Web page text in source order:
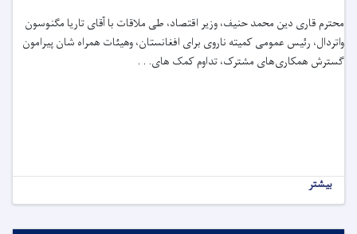
محترم قاری دین ‌محمد حنیف، وزیر اقتصاد، طی ملاقات با آقای تاریا مگنوسون
واتردال، رئیس عمومی کمیته ناروی برای افغانستان، وهیئات همراه شان پیرامون
گسترش همکاری‌های مشترک، تداوم کمک های. . .
بیشتر